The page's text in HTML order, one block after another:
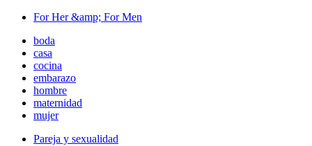
For Her &amp; For Men
boda
casa
cocina
embarazo
hombre
maternidad
mujer
Pareja y sexualidad